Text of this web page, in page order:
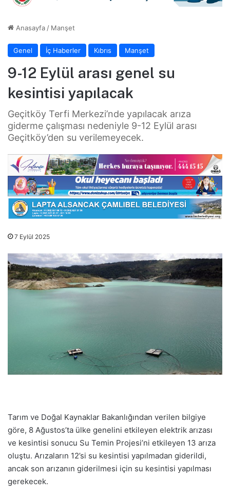
Anasayfa / Manşet
Genel İç Haberler Kıbrıs Manşet
9-12 Eylül arası genel su
kesintisi yapılacak
Geçitköy Terfi Merkezi’nde yapılacak arıza
giderme çalışması nedeniyle 9-12 Eylül arası
Geçitköy’den su verilemeyecek.
7 Eylül 2025
Tarım ve Doğal Kaynaklar Bakanlığından verilen bilgiye
göre, 8 Ağustos’ta ülke genelini etkileyen elektrik arızası
ve kesintisi sonucu Su Temin Projesi’ni etkileyen 13 arıza
oluştu. Arızaların 12’si su kesintisi yapılmadan giderildi,
ancak son arızanın giderilmesi için su kesintisi yapılması
gerekecek.